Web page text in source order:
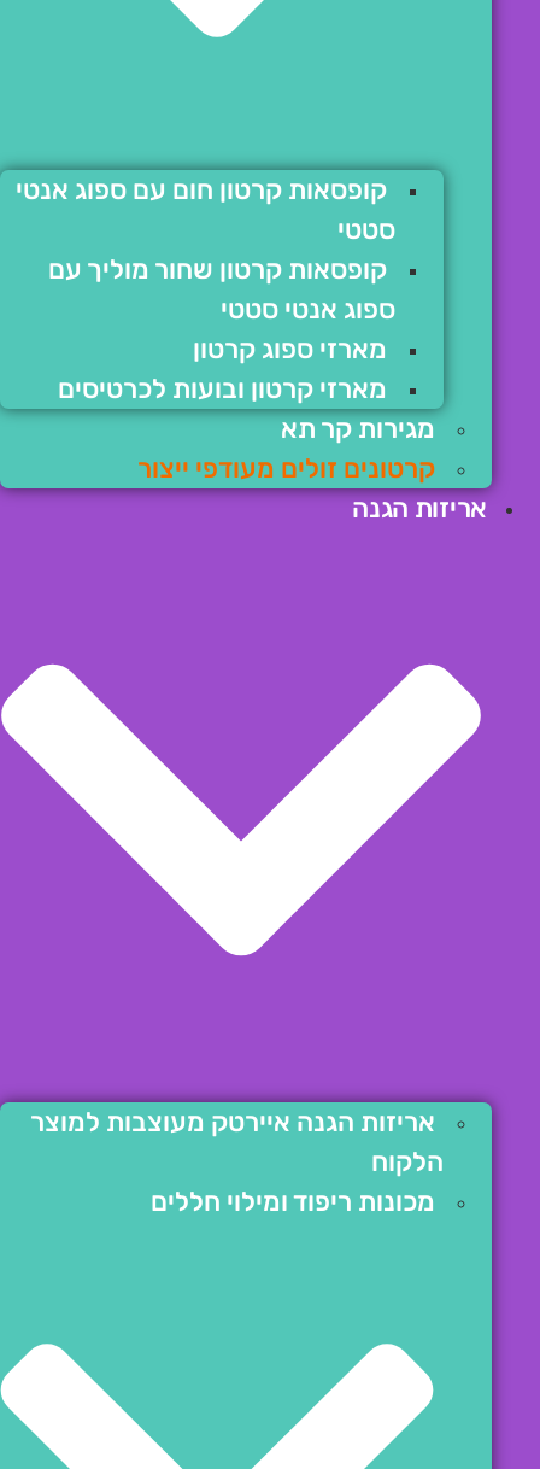
קופסאות קרטון חום עם ספוג אנטי
סטטי
קופסאות קרטון שחור מוליך עם
ספוג אנטי סטטי
מארזי ספוג קרטון
מארזי קרטון ובועות לכרטיסים
מגירות קר תא
קרטונים זולים מעודפי ייצור
אריזות הגנה
אריזות הגנה איירטק מעוצבות למוצר
הלקוח
מכונות ריפוד ומילוי חללים